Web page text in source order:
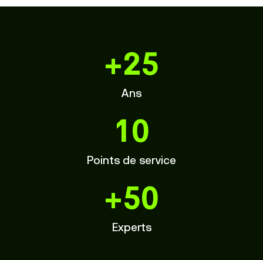
+25
Ans
10
Points de service
+50
Experts